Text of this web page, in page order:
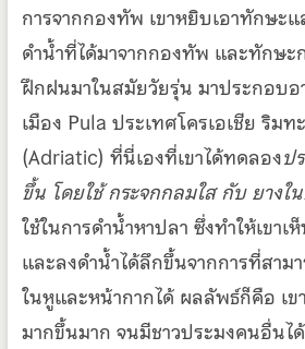
การจากกองทัพ เขาหยิบเอาทักษะ
ดำน้ำที่ได้มาจากกองทัพ และทักษะ
ฝึกฝนมาในสมัยวัยรุ่น มาประกอบ
เมือง Pula ประเทศโครเอเชีย ริมท
(Adriatic) ที่นี่เองที่เขาได้ทดลองป
ขึ้น โดยใช้ กระจกกลมใส กับ ยางใ
ใช้ในการดำน้ำหาปลา ซึ่งทำให้เขา
และลงดำน้ำได้ลึกขึ้นจากการที่สาม
ในหูและหน้ากากได้ ผลลัพธ์ก็คือ เข
มากขึ้นมาก จนมีชาวประมงคนอื่นไ